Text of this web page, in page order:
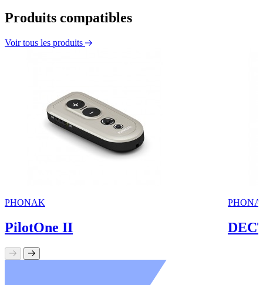
Produits compatibles
Voir tous les produits
PHONAK
PilotOne II